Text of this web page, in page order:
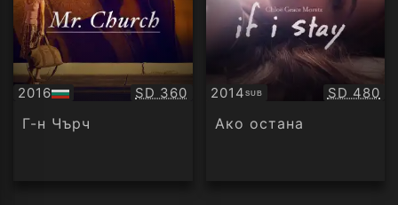
2016
БГ
аудио
Качество:
SD 360
Г-н Чърч
2014SUB
Субтитри SD 480
Ако остана